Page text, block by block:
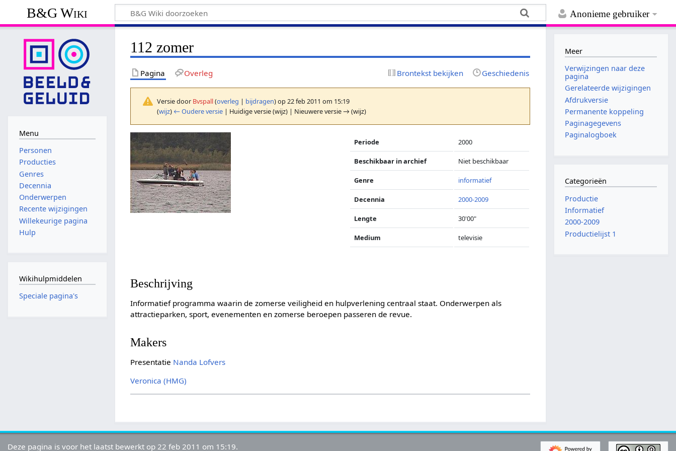
Anonieme gebruiker
B&G Wiki
112 zomer
Pagina Overleg Brontekst bekijken Geschiedenis
Versie door Bvspall(overleg | bijdragen)op 22 feb 2011 om 15:19
(wijz) ← Oudere versie | Huidige versie (wijz) | Nieuwere versie → (wijz)
Periode 2000
Beschikbaar in archief Niet beschikbaar
Genre informatief
Decennia 2000-2009
Lengte 30'00"
Medium televisie
Beschrijving
Informatief programma waarin de zomerse veiligheid en hulpverlening centraal staat. Onderwerpen als
attractieparken, sport, evenementen en zomerse beroepen passeren de revue.
Makers
Presentatie Nanda Lofvers
Veronica (HMG)
Menu
Personen
Producties
Genres
Decennia
Onderwerpen
Recente wijzigingen
Willekeurige pagina
Hulp
Wikihulpmiddelen
Speciale pagina's
Meer
Verwijzingen naar deze
pagina
Gerelateerde wijzigingen
Afdrukversie
Permanente koppeling
Paginagegevens
Paginalogboek
Categorieën
Productie
Informatief
2000-2009
Productielijst 1
Deze pagina is voor het laatst bewerkt op 22 feb 2011 om 15:19.